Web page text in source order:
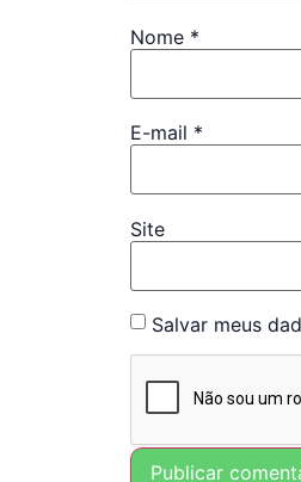
Nome *
E-mail *
Site
Salvar meus